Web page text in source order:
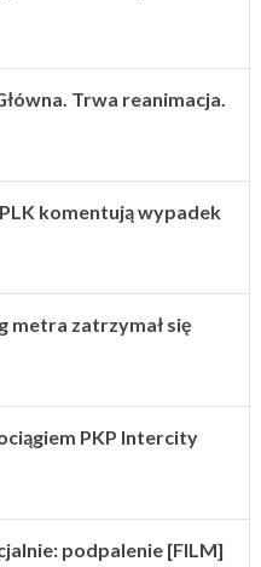
Trwa reanimacja.
komentują wypadek
metra zatrzymał się
PKP Intercity
podpalenie [FILM]